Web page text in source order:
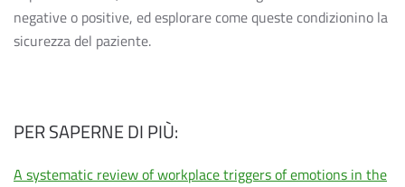
negative o positive, ed esplorare come queste condizionino la
sicurezza del paziente.
PER SAPERNE DI PIÙ:
A systematic review of workplace triggers of emotions in the